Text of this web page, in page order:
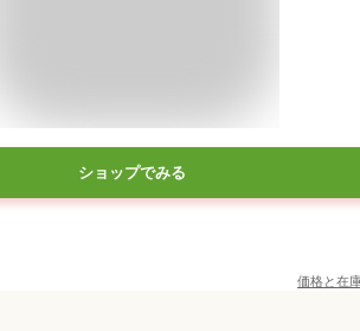
ショップでみる
価格と在